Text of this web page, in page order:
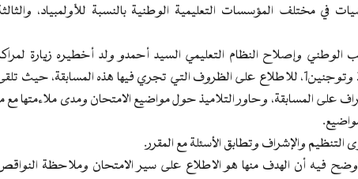
في مختلف المؤسسات التعليمية الوطنية بالنسبة للأولمبياد،
الوطني وإصلاح النظام التعليمي السيد أحمدو ولد أخطيره زيارة
الامتحان في كل من ثانويات البنين2 وعرفات2 وتوجنين1، للاطلاع على الظروف التي تجري فيها هذه المسابقة، حيث
على المسابقة، وحاور التلاميذ حول مواضيع الامتحان ومدى ملاءمتها مع
والإشراف وتطابق الأسئلة مع المقرر.
أوضح فيه أن الهدف منها هو الاطلاع على سير الامتحان وملاحظة